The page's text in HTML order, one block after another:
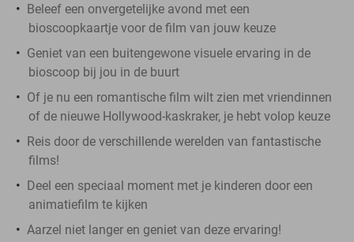
Beleef een onvergetelijke avond met een
bioscoopkaartje voor de film van jouw keuze
Geniet van een buitengewone visuele ervaring in de
bioscoop bij jou in de buurt
Of je nu een romantische film wilt zien met vriendinnen
of de nieuwe Hollywood-kaskraker, je hebt volop keuze
Reis door de verschillende werelden van fantastische
films!
Deel een speciaal moment met je kinderen door een
animatiefilm te kijken
Aarzel niet langer en geniet van deze ervaring!